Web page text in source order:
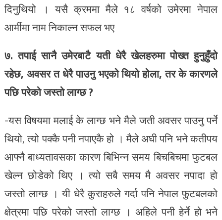
दिनुथियो । यसै क्रममा मैले १८ वर्षको उमेरमा नेपाल
आर्मीमा नाम निकाल्न सफल भए
७. तपाई सानै उमेरबाटै यती धेरै खेलहरुमा पोख्त हुनुहुँदो
रहेछ, अवसर त धेरै पाउनु भएको थियो होला, तर के कारणले
पछि परेको जस्तो लाग्छ ?
-यस विषयमा मलाई के लाग्छ भने मैले जती अवसर पाउनु पर्ने
थियो, त्यो पक्कै पनी नपाएकै हो । मैले अघी पनि भने कतीपय
आफ्नै बाध्यतावसका कारण बिभिन्न समय बिचबिचमा फुटबल
खेल्न छोडेको थिए । त्यो सबै समय मै अवसर नपादा हो
जस्तो लाग्छ । यी धेरै कुराहरुले गर्दा पनि नेपाल फुटबलको
क्षेत्रमा पछि परेको जस्तो लाग्छ । अहिले पनी हेर्ने हो भने